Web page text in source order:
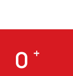
0 +